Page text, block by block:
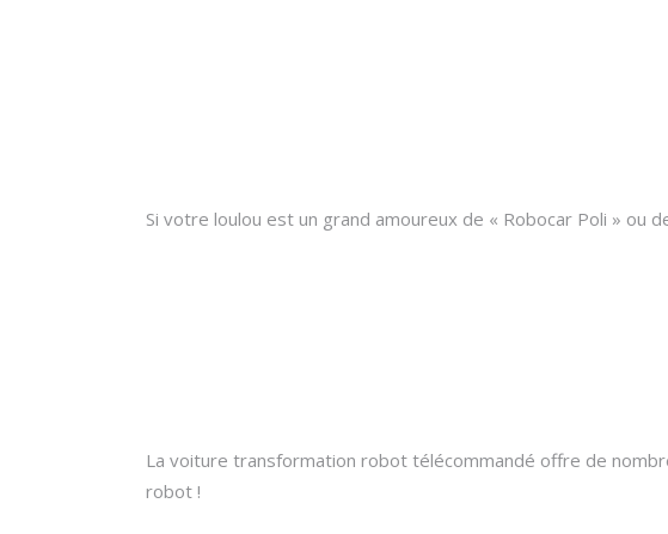
Si votre loulou est un grand amoureux de « Robocar Poli » ou
La voiture transformation robot télécommandé offre de
robot !